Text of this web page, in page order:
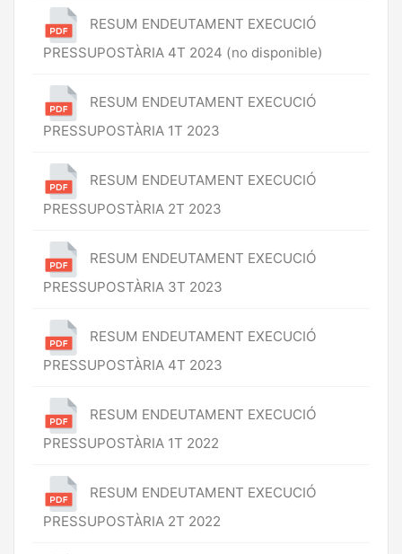
RESUM ENDEUTAMENT EXECUCIÓ
PRESSUPOSTÀRIA 4T 2024 (no disponible)
RESUM ENDEUTAMENT EXECUCIÓ
PRESSUPOSTÀRIA 1T 2023
RESUM ENDEUTAMENT EXECUCIÓ
PRESSUPOSTÀRIA 2T 2023
RESUM ENDEUTAMENT EXECUCIÓ
PRESSUPOSTÀRIA 3T 2023
RESUM ENDEUTAMENT EXECUCIÓ
PRESSUPOSTÀRIA 4T 2023
RESUM ENDEUTAMENT EXECUCIÓ
PRESSUPOSTÀRIA 1T 2022
RESUM ENDEUTAMENT EXECUCIÓ
PRESSUPOSTÀRIA 2T 2022